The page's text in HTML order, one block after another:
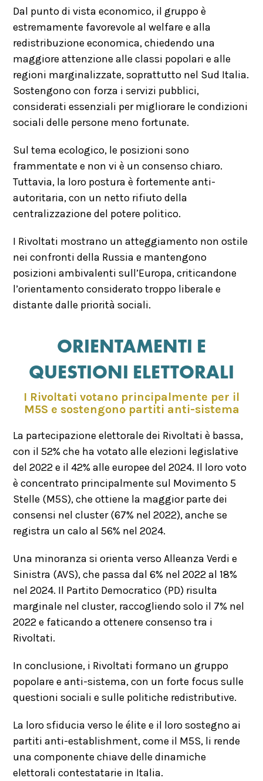
Dal punto di vista economico, il gruppo è
estremamente favorevole al welfare e alla
redistribuzione economica, chiedendo una
maggiore attenzione alle classi popolari e alle
regioni marginalizzate, soprattutto nel Sud Italia.
Sostengono con forza i servizi pubblici,
considerati essenziali per migliorare le condizioni
sociali delle persone meno fortunate.
Sul tema ecologico, le posizioni sono
frammentate e non vi è un consenso chiaro.
Tuttavia, la loro postura è fortemente anti-
autoritaria, con un netto rifiuto della
centralizzazione del potere politico.
I Rivoltati mostrano un atteggiamento non ostile
nei confronti della Russia e mantengono
posizioni ambivalenti sull’Europa, criticandone
l’orientamento considerato troppo liberale e
distante dalle priorità sociali.
ORIENTAMENTI E
QUESTIONI ELETTORALI
I Rivoltati votano principalmente per il
M5S e sostengono partiti anti-sistema
La partecipazione elettorale dei Rivoltati è bassa,
con il 52% che ha votato alle elezioni legislative
del 2022 e il 42% alle europee del 2024. Il loro voto
è concentrato principalmente sul Movimento 5
Stelle (M5S), che ottiene la maggior parte dei
consensi nel cluster (67% nel 2022), anche se
registra un calo al 56% nel 2024.
Una minoranza si orienta verso Alleanza Verdi e
Sinistra (AVS), che passa dal 6% nel 2022 al 18%
nel 2024. Il Partito Democratico (PD) risulta
marginale nel cluster, raccogliendo solo il 7% nel
2022 e faticando a ottenere consenso tra i
Rivoltati.
In conclusione, i Rivoltati formano un gruppo
popolare e anti-sistema, con un forte focus sulle
questioni sociali e sulle politiche redistributive.
La loro sfiducia verso le élite e il loro sostegno ai
partiti anti-establishment, come il M5S, li rende
una componente chiave delle dinamiche
elettorali contestatarie in Italia.